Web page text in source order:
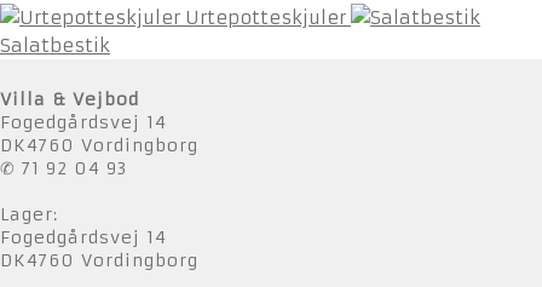
Urtepotteskjuler
Salatbestik
Villa & Vejbod
Fogedgårdsvej 14
DK4760 Vordingborg
✆ 71 92 04 93
Lager:
Fogedgårdsvej 14
DK4760 Vordingborg